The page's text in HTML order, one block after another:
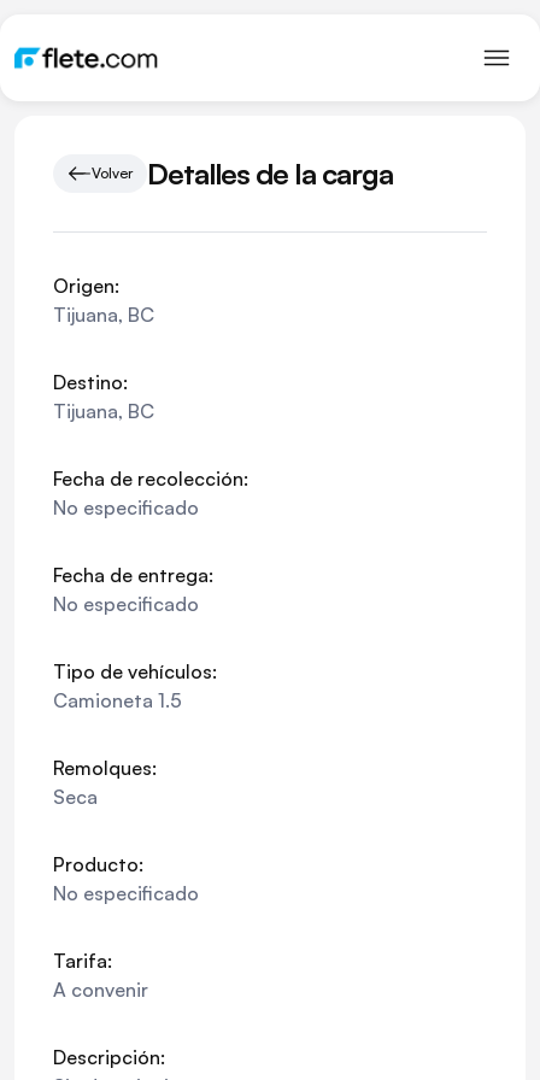
Volver Detalles de la carga
Origen:
Tijuana, BC
Destino:
Tijuana, BC
Fecha de recolección:
No especificado
Fecha de entrega:
No especificado
Tipo de vehículos:
Camioneta 1.5
Remolques:
Seca
Producto:
No especificado
Tarifa:
A convenir
Descripción: